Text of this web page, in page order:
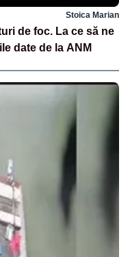
Stoica Marian
de foc. La ce să ne
date de la ANM